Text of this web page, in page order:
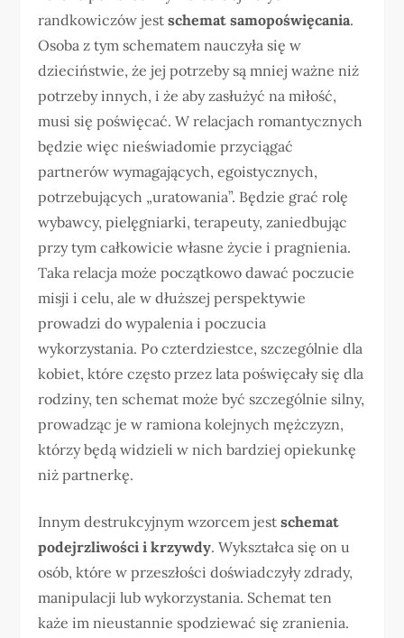
randkowiczów jestschemat samopoświęcania.
Osoba z tym schematem nauczyła się w
dzieciństwie, że jej potrzeby są mniej ważne niż
potrzeby innych, i że aby zasłużyć na miłość,
musi się poświęcać. W relacjach romantycznych
będzie więc nieświadomie przyciągać
partnerów wymagających, egoistycznych,
potrzebujących „uratowania”. Będzie grać rolę
wybawcy, pielęgniarki, terapeuty, zaniedbując
przy tym całkowicie własne życie i pragnienia.
Taka relacja może początkowo dawać poczucie
misji i celu, ale w dłuższej perspektywie
prowadzi do wypalenia i poczucia
wykorzystania. Po czterdziestce, szczególnie dla
kobiet, które często przez lata poświęcały się dla
rodziny, ten schemat może być szczególnie silny,
prowadząc je w ramiona kolejnych mężczyzn,
którzy będą widzieli w nich bardziej opiekunkę
niż partnerkę.
Innym destrukcyjnym wzorcem jestschemat
podejrzliwości i krzywdy. Wykształca się on u
osób, które w przeszłości doświadczyły zdrady,
manipulacji lub wykorzystania. Schemat ten
każe im nieustannie spodziewać się zranienia.